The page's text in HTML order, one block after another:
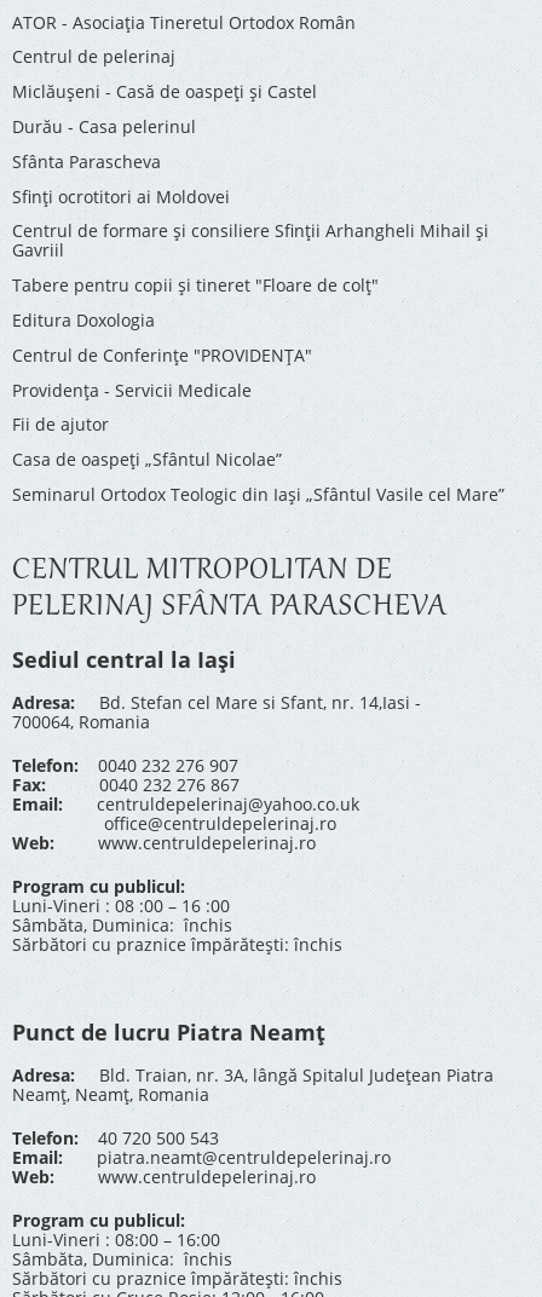
ATOR - Asociaţia Tineretul Ortodox Român
Centrul de pelerinaj
Miclăușeni - Casă de oaspeţi şi Castel
Durău - Casa pelerinul
Sfânta Parascheva
Sfinți ocrotitori ai Moldovei
Centrul de formare și consiliere Sfinții Arhangheli Mihail și
Gavriil
Tabere pentru copii şi tineret "Floare de colţ"
Editura Doxologia
Centrul de Conferinţe "PROVIDENŢA"
Providenţa - Servicii Medicale
Fii de ajutor
Casa de oaspeți „Sfântul Nicolae”
Seminarul Ortodox Teologic din Iași „Sfântul Vasile cel Mare”
CENTRUL MITROPOLITAN DE
PELERINAJ SFÂNTA PARASCHEVA
Sediul central la Iași
Adresa: Bd. Stefan cel Mare si Sfant, nr. 14,Iasi -
700064, Romania
Telefon: 0040 232 276 907
Fax: 0040 232 276 867
Email:
centruldepelerinaj@yahoo.co.uk
office@centruldepelerinaj.ro
Web:
www.centruldepelerinaj.ro
Program cu publicul:
Luni-Vineri : 08 :00 – 16 :00
Sâmbăta, Duminica: închis
Sărbători cu praznice împărătești: închis
Punct de lucru Piatra Neamț
Adresa: Bld. Traian, nr. 3A, lângă Spitalul Județean Piatra
Neamț, Neamț, Romania
Telefon:40 720 500 543
Email:
piatra.neamt@centruldepelerinaj.ro
Web:
www.centruldepelerinaj.ro
Program cu publicul:
Luni-Vineri : 08:00 – 16:00
Sâmbăta, Duminica: închis
Sărbători cu praznice împărătești: închis